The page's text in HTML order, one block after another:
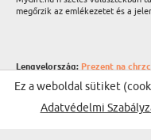
megőrzik az emlékezetet és a
Lengyelország:Prezent na
Németország: Geschenke zur
Cseh Köztársaság:Křestní
Szlovákia:Darček Ku Krstu od
Litvánia:Dovana nuo
Ez a weboldal sütiket
Adatvédelmi